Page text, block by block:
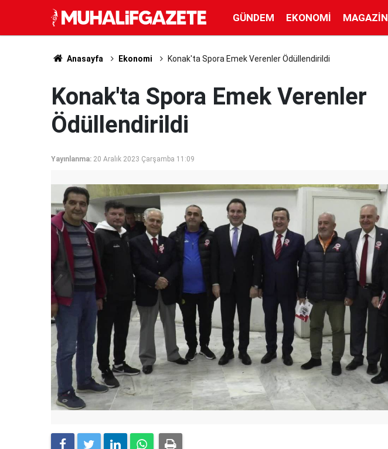
GÜNDEM EKONOMI MAGAZIN
Anasayfa Ekonomi Konak'ta Spora Emek Verenler Ödüllendirildi
Konak'ta Spora Emek Verenler
Ödüllendirildi
Yayınlanma: 20 Aralık 2023 Çarşamba 11:09